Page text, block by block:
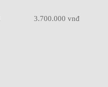
3.700.000 vnđ